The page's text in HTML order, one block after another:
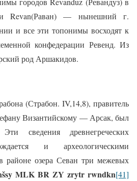
Revan(Раван) — нынешний г.
и все эти топонимы восходят к
конфедерации Ревенд. Из
род Аршакидов.
(Страбон. IV,14,8), правитель
Византийскому — Арсак, был
сведения древнегреческих
и археологическими
районе озера Севан три межевых
MLK BR ZY zrytr rwndkn[41]